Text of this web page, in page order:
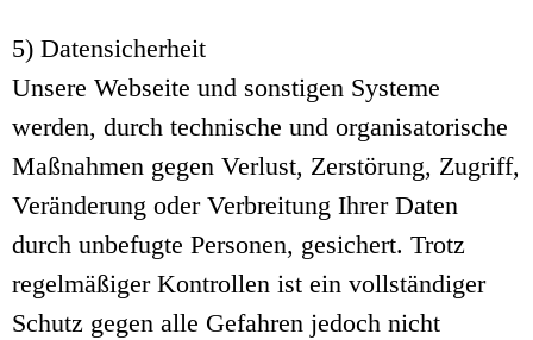
5) Datensicherheit
Unsere Webseite und sonstigen Systeme
werden, durch technische und organisatorische
Maßnahmen gegen Verlust, Zerstörung, Zugriff,
Veränderung oder Verbreitung Ihrer Daten
durch unbefugte Personen, gesichert. Trotz
regelmäßiger Kontrollen ist ein vollständiger
Schutz gegen alle Gefahren jedoch nicht